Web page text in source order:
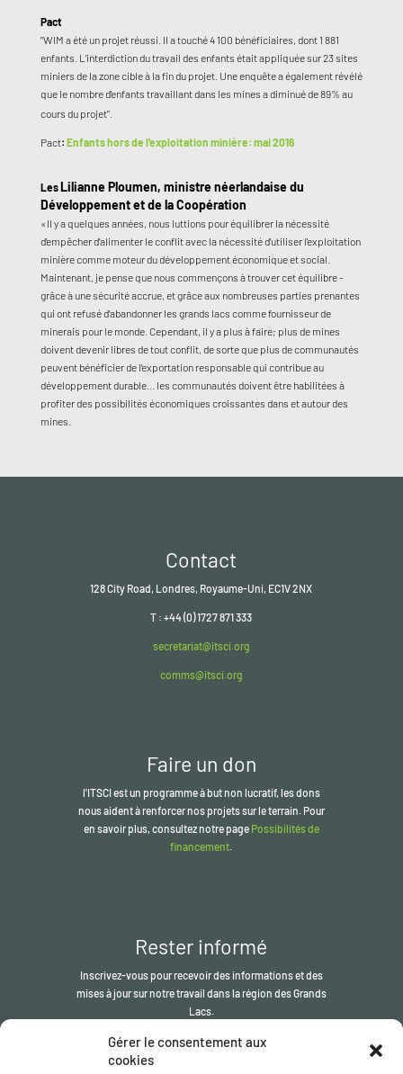
Gérer le consentement aux
cookies
Pact
"WIM a été un projet réussi. Il a touché 4 100 bénéficiaires, dont 1 881
enfants. L'interdiction du travail des enfants était appliquée sur 23 sites
miniers de la zone cible à la fin du projet. Une enquête a également révélé
que le nombre d'enfants travaillant dans les mines a diminué de 89% au
cours du projet".
Pact: Enfants hors de l'exploitation minière: mai 2016
LesLilianne Ploumen, ministre néerlandaise du
Développement et de la Coopération
«Il y a quelques années, nous luttions pour équilibrer la nécessité
d'empêcher d'alimenter le conflit avec la nécessité d'utiliser l'exploitation
minière comme moteur du développement économique et social.
Maintenant, je pense que nous commençons à trouver cet équilibre -
grâce à une sécurité accrue, et grâce aux nombreuses parties prenantes
qui ont refusé d'abandonner les grands lacs comme fournisseur de
minerais pour le monde. Cependant, il y a plus à faire; plus de mines
doivent devenir libres de tout conflit, de sorte que plus de communautés
peuvent bénéficier de l'exportation responsable qui contribue au
développement durable... les communautés doivent être habilitées à
profiter des possibilités économiques croissantes dans et autour des
mines.
Contact
128 City Road, Londres, Royaume-Uni, EC1V 2NX
T : +44 (0) 1727 871 333
secretariat@itsci.org
comms@itsci.org
Faire un don
l'ITSCIest un programme à but non lucratif, les dons
nous aident à renforcer nos projets sur le terrain. Pour
en savoir plus, consultez notre page Possibilités de
financement
Rester informé
Inscrivez-vous pour recevoir des informations et des
mises à jour sur notre travail dans la région des Grands
Lacs.